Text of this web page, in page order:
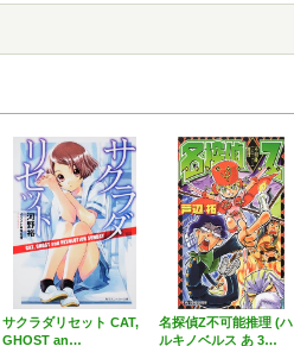
サクラダリセット CAT,
GHOST an…
名探偵Z不可能推理 (ハ
ルキノベルス あ 3…